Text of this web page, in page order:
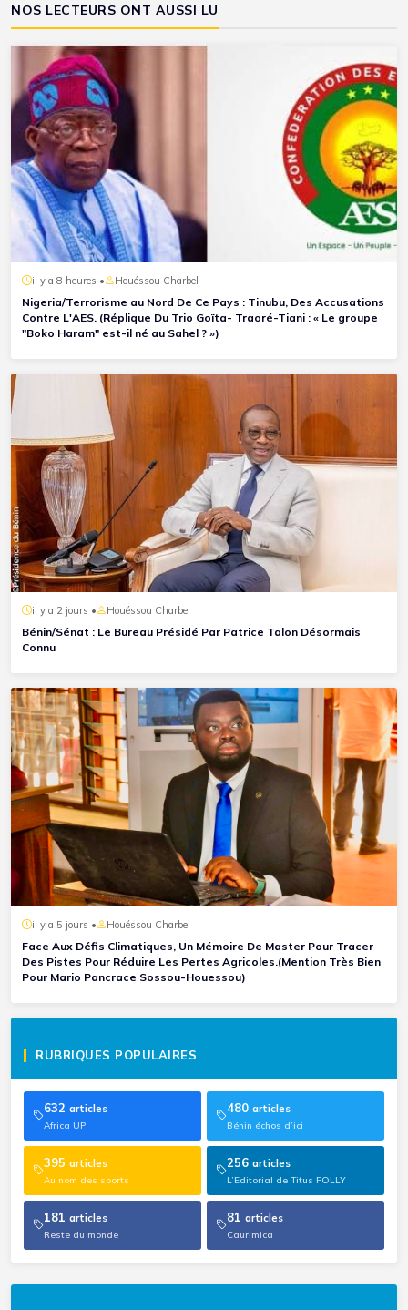
NOS LECTEURS ONT AUSSI LU
il y a 8 heures • Houéssou Charbel
Nigeria/Terrorisme au Nord De Ce Pays : Tinubu, Des Accusations
Contre L'AES. (Réplique Du Trio Goïta- Traoré-Tiani : « Le groupe
"Boko Haram" est-il né au Sahel ? »)
il y a 2 jours • Houéssou Charbel
Bénin/Sénat : Le Bureau Présidé Par Patrice Talon Désormais
Connu
il y a 5 jours • Houéssou Charbel
Face Aux Défis Climatiques, Un Mémoire De Master Pour Tracer
Des Pistes Pour Réduire Les Pertes Agricoles.(Mention Très Bien
Pour Mario Pancrace Sossou-Houessou)
RUBRIQUES POPULAIRES
632 articles
Africa UP
480 articles
Bénin échos d’ici
395 articles
Au nom des sports
256 articles
L’Editorial de Titus FOLLY
181 articles
Reste du monde
81 articles
Caurimica